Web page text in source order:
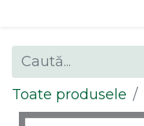
Toate produsele